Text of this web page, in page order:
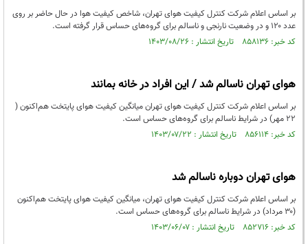
بر اساس اعلام شرکت کنترل کیفیت هوای تهران، شاخص کیفیت هوا در حال حاضر بر روی
عدد ۱۲۰ و در وضعیت نارنجی و ناسالم برای گروه‌های حساس قرار گرفته است.
کد خبر: ۸۵۸۱۳۶ تاریخ انتشار : ۱۴۰۳/۰۸/۲۶
هوای تهران ناسالم شد / این افراد در خانه بمانند
بر اساس اعلام شرکت کنترل کیفیت هوای تهران میانگین کیفیت هوای پایتخت هم‌اکنون (
۲۲ مهر) در شرایط ناسالم برای گروه‌های حساس است.
کد خبر: ۸۵۶۱۱۴ تاریخ انتشار : ۱۴۰۳/۰۷/۲۲
هوای تهران دوباره ناسالم شد
بر اساس اعلام شرکت کنترل کیفیت هوای تهران، میانگین کیفیت هوای پایتخت هم‌اکنون
(۳۰ مرداد) در شرایط ناسالم برای گروه‌های حساس است.
کد خبر: ۸۵۲۷۱۶ تاریخ انتشار : ۱۴۰۳/۰۶/۰۷